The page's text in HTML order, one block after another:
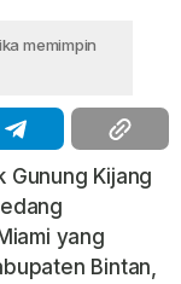
memimpin
Gunung Kijang
yang
Bintan,